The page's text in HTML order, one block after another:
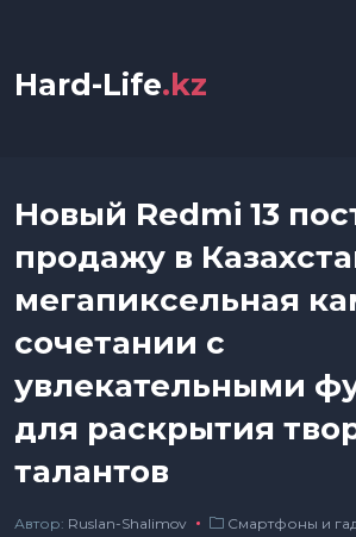
Hard-Life.kz
Новый Redmi 13
продажу в
мегапиксельная
сочетании с
увлекательными
для раскрытия
талантов
Автор: Ruslan-Shalimov
Смартфоны и